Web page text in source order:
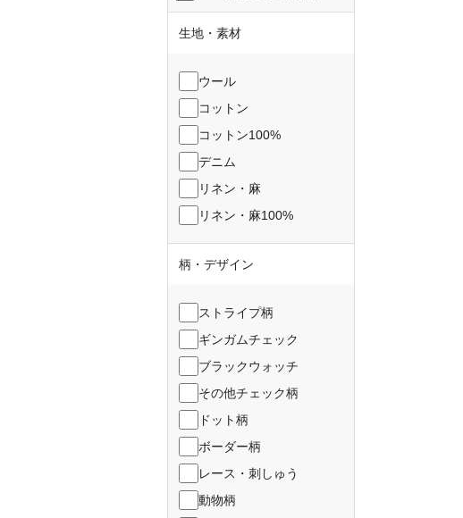
生地・素材
ウール
コットン
コットン100%
デニム
リネン・麻
リネン・麻100%
柄・デザイン
ストライプ柄
ギンガムチェック
ブラックウォッチ
その他チェック柄
ドット柄
ボーダー柄
レース・刺しゅう
動物柄